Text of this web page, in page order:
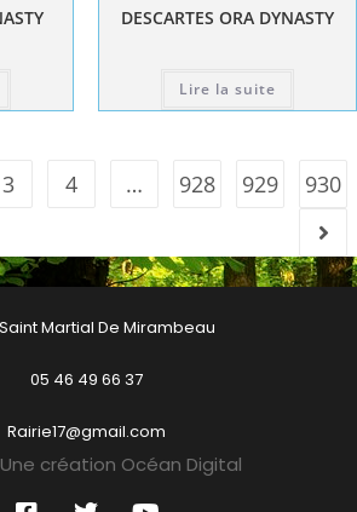
DESCARTES ORA DYNASTY
Lire la suite
3 4 … 928 929 930
Saint Martial De Mirambeau
05 46 49 66 37
Rairie17@gmail.com
création Océan Digital